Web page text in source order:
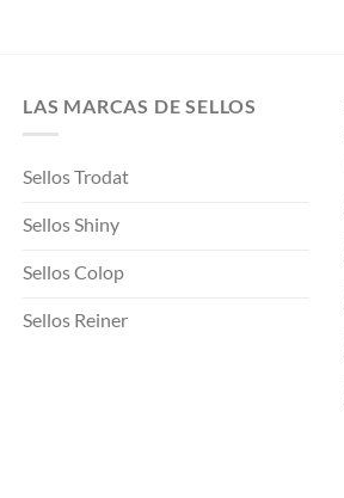
LAS MARCAS DE SELLOS
Sellos Trodat
Sellos Shiny
Sellos Colop
Sellos Reiner